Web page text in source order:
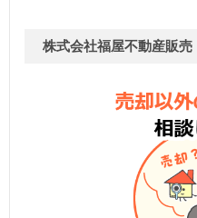
株式会社福屋不動産販